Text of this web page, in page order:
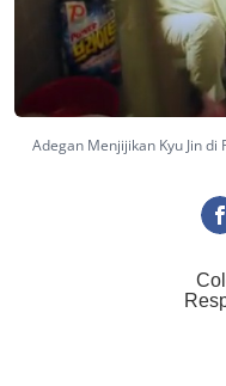
Adegan Menjijikan Kyu Jin